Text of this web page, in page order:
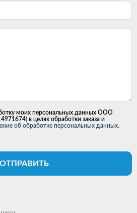
моих персональных данных ООО
в целях обработки заказа и
об обработке персональных данных.
ОТПРАВИТЬ